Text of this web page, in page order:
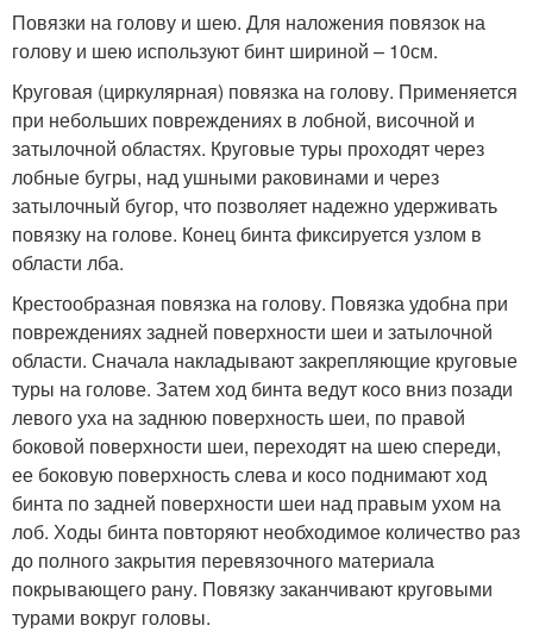
Повязки на голову и шею. Для наложения повязок на
голову и шею используют бинт шириной – 10см.
Круговая (циркулярная) повязка на голову. Применяется
при небольших повреждениях в лобной, височной и
затылочной областях. Круговые туры проходят через
лобные бугры, над ушными раковинами и через
затылочный бугор, что позволяет надежно удерживать
повязку на голове. Конец бинта фиксируется узлом в
области лба.
Крестообразная повязка на голову. Повязка удобна при
повреждениях задней поверхности шеи и затылочной
области. Сначала накладывают закрепляющие круговые
туры на голове. Затем ход бинта ведут косо вниз позади
левого уха на заднюю поверхность шеи, по правой
боковой поверхности шеи, переходят на шею спереди,
ее боковую поверхность слева и косо поднимают ход
бинта по задней поверхности шеи над правым ухом на
лоб. Ходы бинта повторяют необходимое количество раз
до полного закрытия перевязочного материала
покрывающего рану. Повязку заканчивают круговыми
турами вокруг головы.